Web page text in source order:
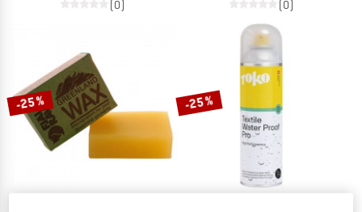
(0) (0)
-25 % -25 %